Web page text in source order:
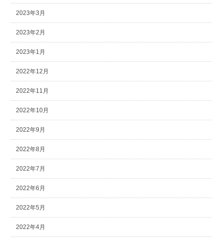
2023年3月
2023年2月
2023年1月
2022年12月
2022年11月
2022年10月
2022年9月
2022年8月
2022年7月
2022年6月
2022年5月
2022年4月